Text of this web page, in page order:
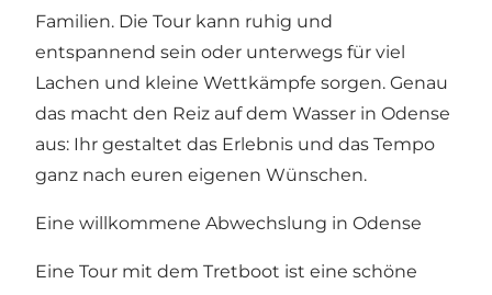
Familien. Die Tour kann ruhig und
entspannend sein oder unterwegs für viel
Lachen und kleine Wettkämpfe sorgen. Genau
das macht den Reiz auf dem Wasser in Odense
aus: Ihr gestaltet das Erlebnis und das Tempo
ganz nach euren eigenen Wünschen.
Eine willkommene Abwechslung in Odense
Eine Tour mit dem Tretboot ist eine schöne